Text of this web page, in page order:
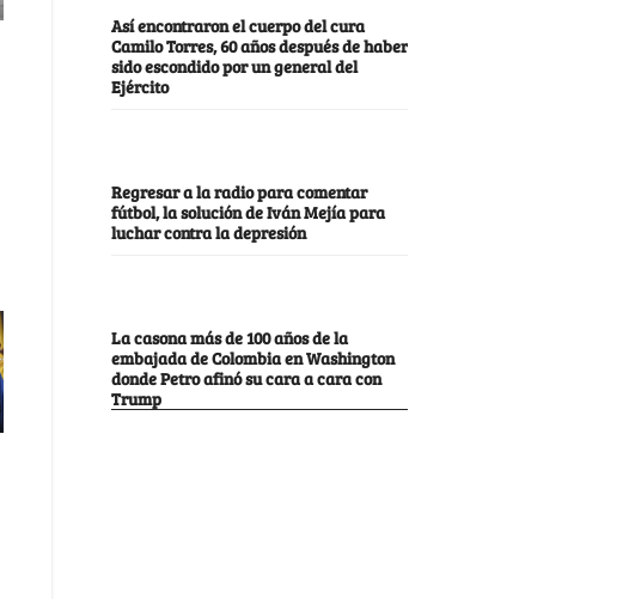
Así encontraron el cuerpo del cura
Camilo Torres, 60 años después de haber
sido escondido por un general del
Ejército
Regresar a la radio para comentar
fútbol, la solución de Iván Mejía para
luchar contra la depresión
La casona más de 100 años de la
embajada de Colombia en Washington
donde Petro afinó su cara a cara con
Trump